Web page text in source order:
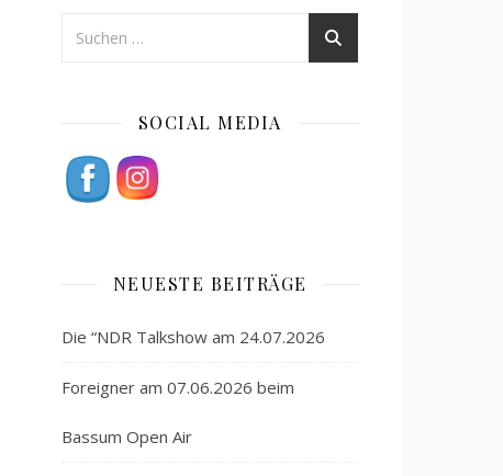
SOCIAL MEDIA
NEUESTE BEITRÄGE
Die “NDR Talkshow am 24.07.2026
Foreigner am 07.06.2026 beim
Bassum Open Air